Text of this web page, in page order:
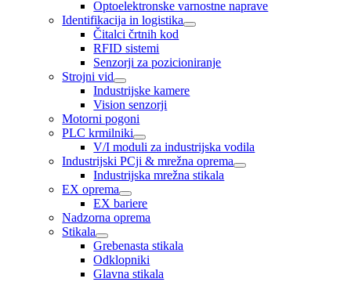
Optoelektronske varnostne naprave
Identifikacija in logistika
Čitalci črtnih kod
RFID sistemi
Senzorji za pozicioniranje
Strojni vid
Industrijske kamere
Vision senzorji
Motorni pogoni
PLC krmilniki
V/I moduli za industrijska vodila
Industrijski PCji & mrežna oprema
Industrijska mrežna stikala
EX oprema
EX bariere
Nadzorna oprema
Stikala
Grebenasta stikala
Odklopniki
Glavna stikala